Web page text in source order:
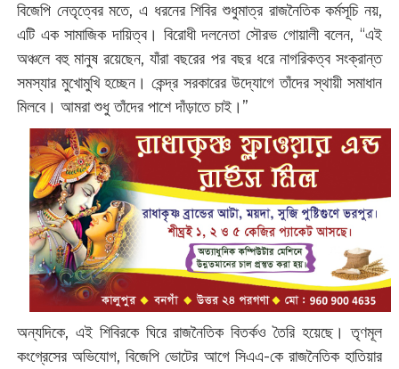
বিজেপি নেতৃত্বের মতে, এ ধরনের শিবির শুধুমাত্র রাজনৈতিক কর্মসূচি নয়,
এটি এক সামাজিক দায়িত্ব। বিরোধী দলনেতা সৌরভ গোয়ালী বলেন, “এই
অঞ্চলে বহু মানুষ রয়েছেন, যাঁরা বছরের পর বছর ধরে নাগরিকত্ব সংক্রান্ত
সমস্যার মুখোমুখি হচ্ছেন। কেন্দ্র সরকারের উদ্যোগে তাঁদের স্থায়ী সমাধান
মিলবে। আমরা শুধু তাঁদের পাশে দাঁড়াতে চাই।”
অন্যদিকে, এই শিবিরকে ঘিরে রাজনৈতিক বিতর্কও তৈরি হয়েছে। তৃণমূল
কংগ্রেসের অভিযোগ, বিজেপি ভোটের আগে সিএএ-কে রাজনৈতিক হাতিয়ার